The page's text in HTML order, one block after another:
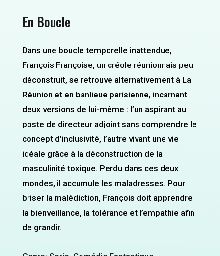
En Boucle
Dans une boucle temporelle inattendue,
François Françoise, un créole réunionnais peu
déconstruit, se retrouve alternativement à La
Réunion et en banlieue parisienne, incarnant
deux versions de lui-même : l’un aspirant au
poste de directeur adjoint sans comprendre le
concept d’inclusivité, l’autre vivant une vie
idéale grâce à la déconstruction de la
masculinité toxique. Perdu dans ces deux
mondes, il accumule les maladresses. Pour
briser la malédiction, François doit apprendre
la bienveillance, la tolérance et l’empathie afin
de grandir.